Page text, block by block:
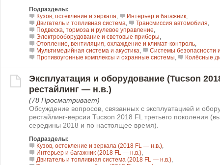
Подразделы:
Кузов, остекление и зеркала, Интерьер и багажник,
Двигатель и топливная система, Трансмиссия автомобиля,
Подвеска, тормоза и рулевое управление,
Электрооборудование и световые приборы,
Отопление, вентиляция, охлаждение и климат-контроль,
Мультимедийная система и акустика,
Системы безопасности
Противоугонные комплексы и охранные системы, Колёсные
Эксплуатация и оборудование (Tucson
рестайлинг — н.в.)
(78 Просматривает)
Обсуждение вопросов, связанных с эксплуатацией и
рестайлинг-версии Tucson 2018 FL третьего поколения
середины 2018 и по настоящее время).
Подразделы:
Кузов, остекление и зеркала (2018 FL — н.в.),
Интерьер и багажник (2018 FL — н.в.),
Двигатель и топливная система (2018 FL — н.в.),